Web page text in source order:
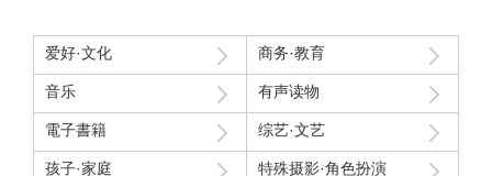
爱好·文化 商务·教育
音乐 有声读物
電子書籍 综艺·文艺
孩子·家庭 特殊摄影·角色扮演